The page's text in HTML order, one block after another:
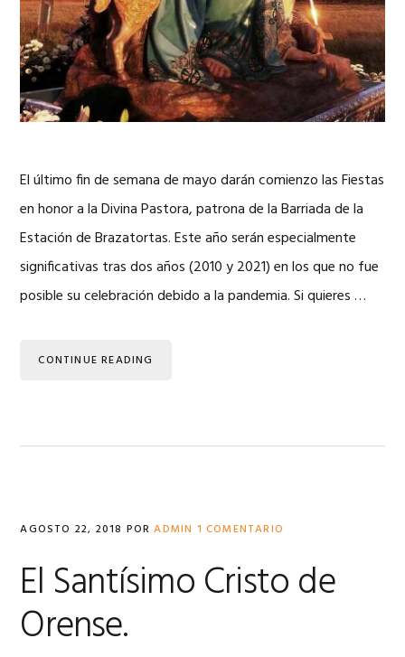
El último fin de semana de mayo darán comienzo las Fiestas
en honor a la Divina Pastora, patrona de la Barriada de la
Estación de Brazatortas. Este año serán especialmente
significativas tras dos años (2010 y 2021) en los que no fue
posible su celebración debido a la pandemia. Si quieres …
CONTINUE READING
AGOSTO 22, 2018 PORADMIN 1 COMENTARIO
El Santísimo Cristo de
Orense.